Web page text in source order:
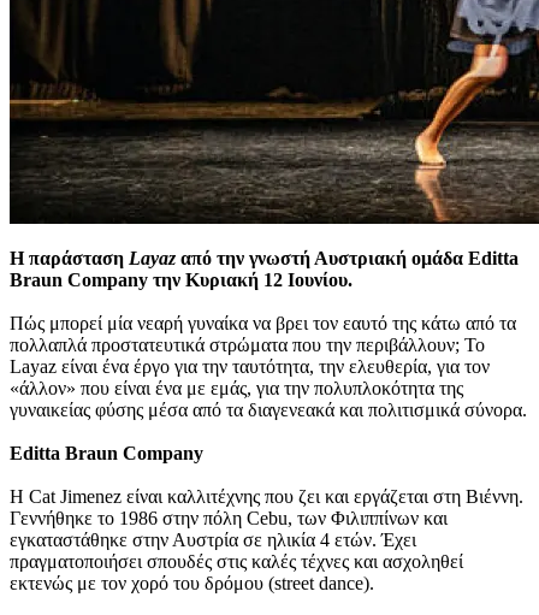
Η παράσταση Layaz από την γνωστή Αυστριακή ομάδα Editta
Braun Company την Κυριακή 12 Ιουνίου.
Πώς μπορεί μία νεαρή γυναίκα να βρει τον εαυτό της κάτω από τα
πολλαπλά προστατευτικά στρώματα που την περιβάλλουν; Το
Layaz είναι ένα έργο για την ταυτότητα, την ελευθερία, για τον
«άλλον» που είναι ένα με εμάς, για την πολυπλοκότητα της
γυναικείας φύσης μέσα από τα διαγενεακά και πολιτισμικά σύνορα.
Editta Braun Company
Η Cat Jimenez είναι καλλιτέχνης που ζει και εργάζεται στη Βιέννη.
Γεννήθηκε το 1986 στην πόλη Cebu, των Φιλιππίνων και
εγκαταστάθηκε στην Αυστρία σε ηλικία 4 ετών. Έχει
πραγματοποιήσει σπουδές στις καλές τέχνες και ασχοληθεί
εκτενώς με τον χορό του δρόμου (street dance).